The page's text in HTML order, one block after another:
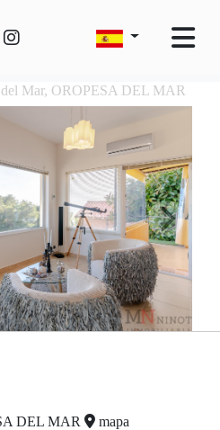
del Mar, OROPESA DEL MAR
DEL MAR mapa